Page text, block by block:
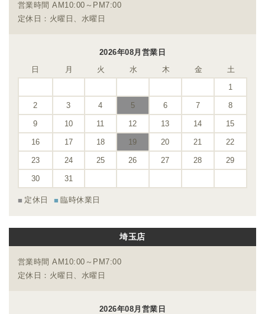
営業時間 AM10:00～PM7:00
定休日：火曜日、水曜日
2026年08月営業日
日
月 火 水 木 金
土
1
2 3 4 5 6 7 8
9 10 11 12 13 14 15
16 17 18 19 20 21 22
23 24 25 26 27 28 29
30 31
定休日 臨時休業日
埼玉店
営業時間 AM10:00～PM7:00
定休日：火曜日、水曜日
2026年08月営業日